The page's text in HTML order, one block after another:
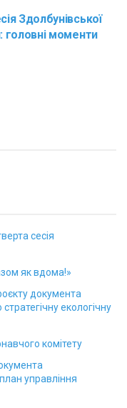
Здолбунівської
головні моменти
сесія
як вдома!»
документа
екологічну
комітету
управління